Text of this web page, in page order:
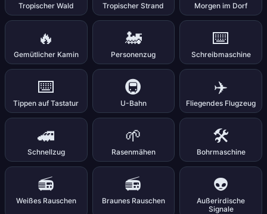
Tropischer Wald Tropischer Strand Morgen im Dorf
🔥
Gemütlicher Kamin
🚂
Personenzug
⌨️
Schreibmaschine
⌨️
Tippen auf Tastatur
🚇
U-Bahn
✈️
Fliegendes Flugzeug
🚄
Schnellzug
🌱
Rasenmähen
🛠️
Bohrmaschine
📻
Weißes Rauschen
📻
Braunes Rauschen
👽
Außerirdische
Signale